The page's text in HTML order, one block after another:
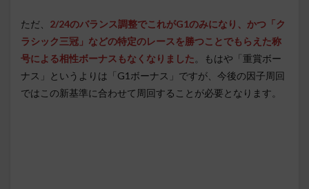
ただ、 2/24のバランス調整でこれがG1のみになり、かつ「ク
ラシック三冠」などの特定のレースを勝つことでもらえた称
号による相性ボーナスもなくなりました。もはや「重賞ボー
ナス」というよりは「G1ボーナス」ですが、今後の因子周回
ではこの新基準に合わせて周回することが必要となります。